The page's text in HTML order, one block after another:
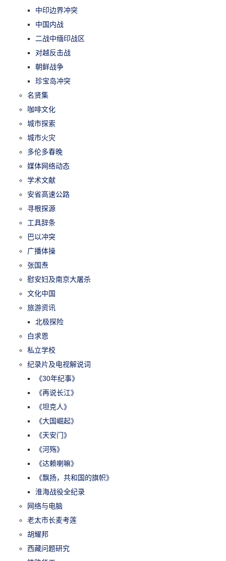
中印边界冲突
中国内战
二战中缅印战区
对越反击战
朝鲜战争
珍宝岛冲突
名贤集
咖啡文化
城市探索
城市火灾
多伦多春晚
媒体网络动态
学术文献
安省高速公路
寻根探源
工具辞条
巴以冲突
广播体操
张国焘
慰安妇及南京大屠杀
文化中国
旅游资讯
北极探险
白求恩
私立学校
纪录片及电视解说词
《30年纪事》
《再说长江》
《坦克人》
《大国崛起》
《天安门》
《河殇》
《达赖喇嘛》
《飘扬，共和国的旗帜》
淮海战役全纪录
网络与电脑
老太市长麦考莲
胡耀邦
西藏问题研究